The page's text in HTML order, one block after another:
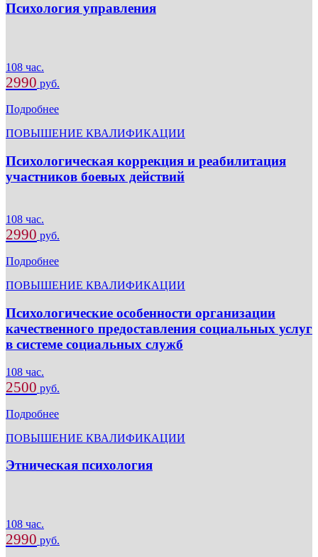
Психология управления
108 час.
2990 руб.
Подробнее
ПОВЫШЕНИЕ КВАЛИФИКАЦИИ
Психологическая коррекция и реабилитация
участников боевых действий
108 час.
2990 руб.
Подробнее
ПОВЫШЕНИЕ КВАЛИФИКАЦИИ
Психологические особенности организации
качественного предоставления социальных услуг
в системе социальных служб
108 час.
2500 руб.
Подробнее
ПОВЫШЕНИЕ КВАЛИФИКАЦИИ
Этническая психология
108 час.
2990 руб.